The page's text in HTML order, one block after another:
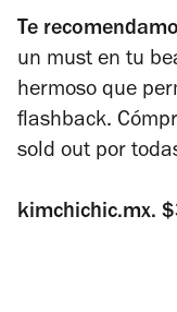
Te
un must en tu
hermoso que
flashback.
sold out por
kimchichic.mx.